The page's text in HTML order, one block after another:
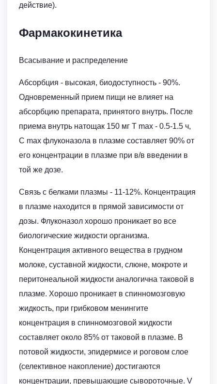
действие).
Фармакокинетика
Всасывание и распределение
Абсорбция - высокая, биодоступность - 90%.
Одновременный прием пищи не влияет на
абсорбцию препарата, принятого внутрь. После
приема внутрь натощак 150 мг T max - 0.5-1.5 ч,
C max флуконазола в плазме составляет 90% от
его концентрации в плазме при в/в введении в
той же дозе.
Связь с белками плазмы - 11-12%. Концентрация
в плазме находится в прямой зависимости от
дозы. Флуконазол хорошо проникает во все
биологические жидкости организма.
Концентрация активного вещества в грудном
молоке, суставной жидкости, слюне, мокроте и
перитонеальной жидкости аналогична таковой в
плазме. Хорошо проникает в спинномозговую
жидкость, при грибковом менингите
концентрация в спинномозговой жидкости
составляет около 85% от таковой в плазме. В
потовой жидкости, эпидермисе и роговом слое
(селективное накопление) достигаются
концентрации, превышающие сывороточные. V